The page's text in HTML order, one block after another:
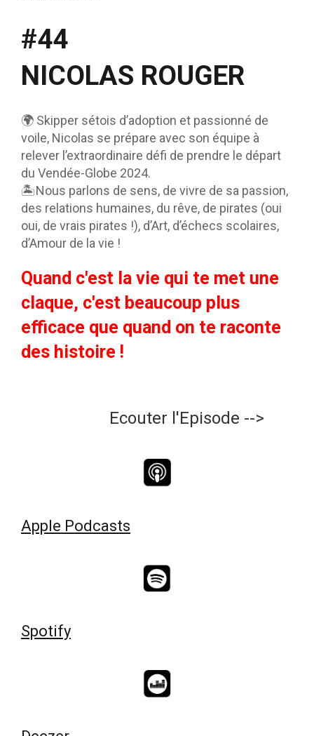
#44
NICOLAS ROUGER
🌍 Skipper sétois d’adoption et passionné de
voile, Nicolas se prépare avec son équipe à
relever l’extraordinaire défi de prendre le départ
du Vendée-Globe 2024.
🏝Nous parlons de sens, de vivre de sa passion,
des relations humaines, du rêve, de pirates (oui
oui, de vrais pirates !), d’Art, d’échecs scolaires,
d’Amour de la vie !
Quand c'est la vie qui te met une
claque, c'est beaucoup plus
efficace que quand on te raconte
des histoire !
Ecouter l'Episode -->
Apple Podcasts
Spotify